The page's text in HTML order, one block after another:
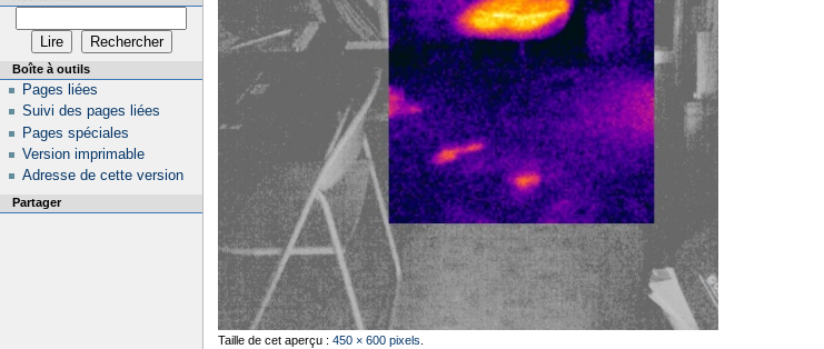
Taille de cet aperçu : 450 × 600 pixels
Boîte à outils
Pages liées
Suivi des pages liées
Pages spéciales
Version imprimable
Adresse de cette version
Partager